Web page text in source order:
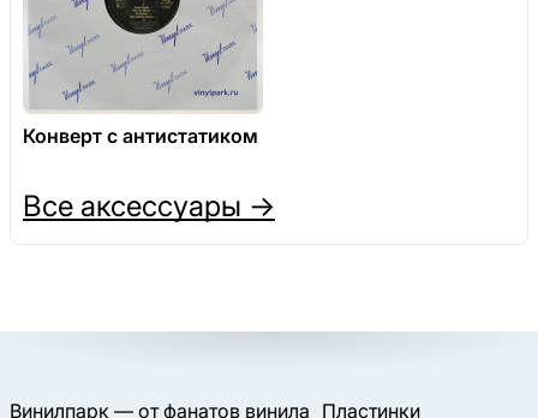
Конверт с антистатиком
Все аксессуары →
Винилпарк — от фанатов винила Пластинки